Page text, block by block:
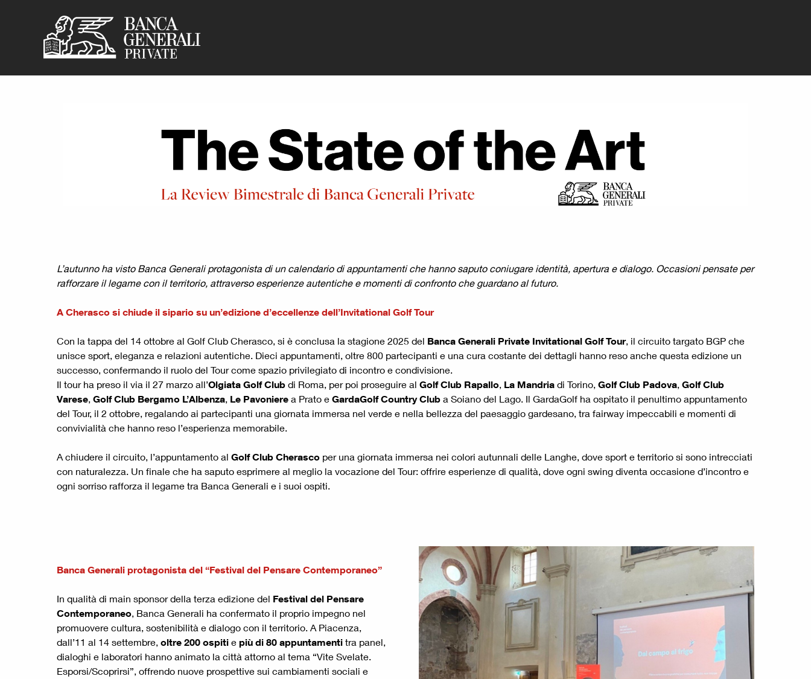
Banca Generali Private - Eventi Banca Generali
L’autunno ha visto Banca Generali protagonista di un calendario di appuntamenti che hanno saputo coniugare identità, apertura e dialogo. Occasioni pensate per
rafforzare il legame con il territorio, attraverso esperienze autentiche e momenti di confronto che guardano al futuro.
A Cherasco si chiude il sipario su un’edizione d’eccellenze dell’Invitational Golf Tour
Con la tappa del 14 ottobre al Golf Club Cherasco, si è conclusa la stagione 2025 del Banca Generali Private Invitational Golf Tour, il circuito targato BGP che
unisce sport, eleganza e relazioni autentiche. Dieci appuntamenti, oltre 800 partecipanti e una cura costante dei dettagli hanno reso anche questa edizione un
successo, confermando il ruolo del Tour come spazio privilegiato di incontro e condivisione.
Il tour ha preso il via il 27 marzo all’Olgiata Golf Club di Roma, per poi proseguire al Golf Club Rapallo, La Mandria di Torino, Golf Club Padova, Golf Club
Varese, Golf Club Bergamo L’Albenza, Le Pavoniere a Prato e GardaGolf Country Club a Soiano del Lago. Il GardaGolf ha ospitato il penultimo appuntamento
del Tour, il 2 ottobre, regalando ai partecipanti una giornata immersa nel verde e nella bellezza del paesaggio gardesano, tra fairway impeccabili e momenti di
convivialità che hanno reso l’esperienza memorabile.
A chiudere il circuito, l’appuntamento al Golf Club Cherasco per una giornata immersa nei colori autunnali delle Langhe, dove sport e territorio si sono intrecciati
con naturalezza. Un finale che ha saputo esprimere al meglio la vocazione del Tour: offrire esperienze di qualità, dove ogni swing diventa occasione d’incontro e
ogni sorriso rafforza il legame tra Banca Generali e i suoi ospiti.
Banca Generali protagonista del “Festival del Pensare Contemporaneo”
In qualità di main sponsor della terza edizione del Festival del Pensare
Contemporaneo, Banca Generali ha confermato il proprio impegno nel
promuovere cultura, sostenibilità e dialogo con il territorio. A Piacenza,
dall’11 al 14 settembre, oltre 200 ospiti e più di 80 appuntamenti tra panel,
dialoghi e laboratori hanno animato la città attorno al tema “Vite Svelate.
Esporsi/Scoprirsi”, offrendo nuove prospettive sui cambiamenti sociali e